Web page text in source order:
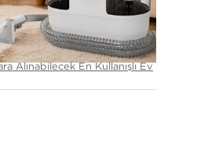
Alınabilecek En Kullanışlı Ev